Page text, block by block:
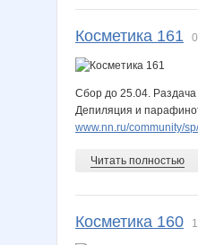
Косметика 161
Сбор до 25.04. Раздача
Депиляция и
www.nn.ru/community/
Читать полностью
Косметика 160